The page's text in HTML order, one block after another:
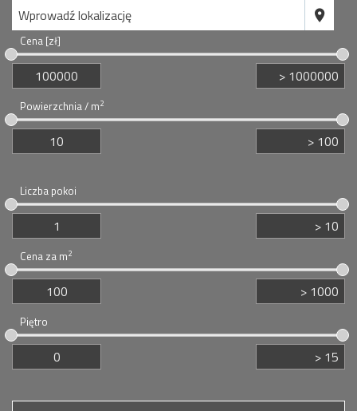
Wprowadź lokalizację
Cena [zł]
Powierzchnia / m2
Liczba pokoi
Cena za m2
Piętro